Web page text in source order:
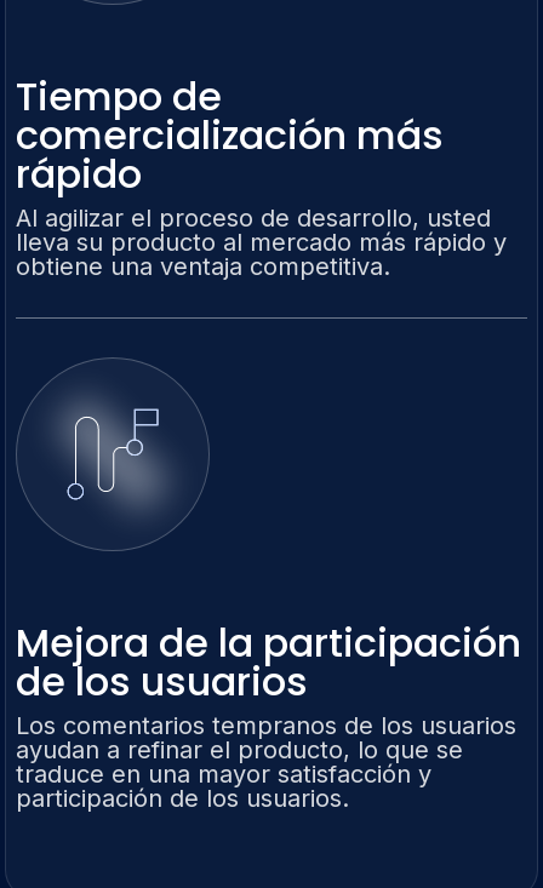
Tiempo de
comercialización más
rápido
Al agilizar el proceso de desarrollo, usted
lleva su producto al mercado más rápido y
obtiene una ventaja competitiva.
Mejora de la participación
de los usuarios
Los comentarios tempranos de los usuarios
ayudan a refinar el producto, lo que se
traduce en una mayor satisfacción y
participación de los usuarios.